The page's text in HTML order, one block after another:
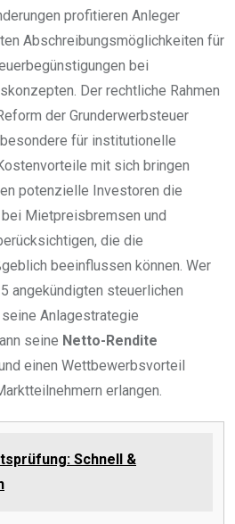
profitieren Anleger
Abschreibungsmöglichkeiten für
bei
Der rechtliche Rahmen
der Grunderwerbsteuer
für institutionelle
mit sich bringen
potenzielle Investoren die
Mietpreisbremsen und
die die
beeinflussen können. Wer
angekündigten steuerlichen
Anlagestrategie
seine Netto-Rendite
einen Wettbewerbsvorteil
erlangen.
Schnell &